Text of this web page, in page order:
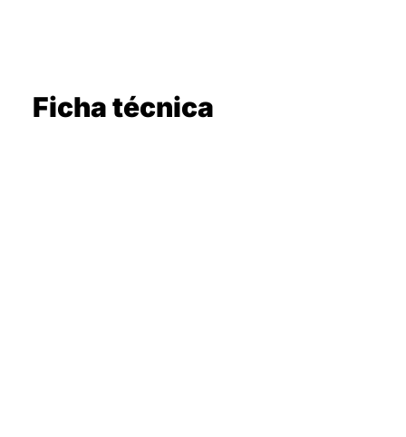
Ficha técnica